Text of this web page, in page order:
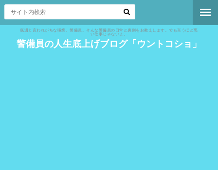
底辺と言われがちな職業、警備員。そんな警備員の日常と裏側をお教えします。でも言うほど悪
い仕事じゃないよ。
警備員の人生底上げブログ「ウントコショ」